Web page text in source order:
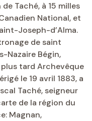
Taché, à 15 milles
National, et
Joseph-d’Alma.
de saint
Nazaire Bégin,
tard Archevêque
le 19 avril 1883, a
Taché, seigneur
de la région du
Magnan,